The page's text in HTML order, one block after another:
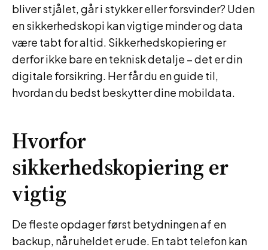
bliver stjålet, går i stykker eller forsvinder? Uden
en sikkerhedskopi kan vigtige minder og data
være tabt for altid. Sikkerhedskopiering er
derfor ikke bare en teknisk detalje – det er din
digitale forsikring. Her får du en guide til,
hvordan du bedst beskytter dine mobildata.
Hvorfor
sikkerhedskopiering er
vigtig
De fleste opdager først betydningen af en
backup, når uheldet er ude. En tabt telefon kan